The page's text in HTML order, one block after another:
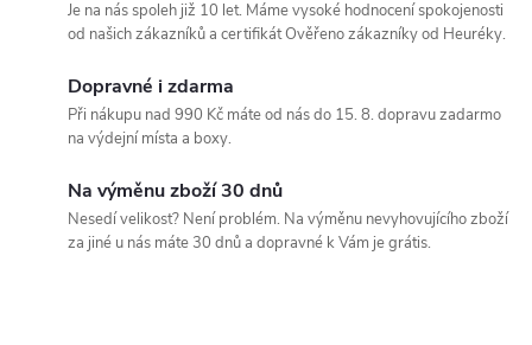
Je na nás spoleh již 10 let. Máme vysoké hodnocení spokojenosti
od našich zákazníků a certifikát Ověřeno zákazníky od Heuréky.
Dopravné i zdarma
Při nákupu nad 990 Kč máte od nás do 15. 8. dopravu zadarmo
na výdejní místa a boxy.
Na výměnu zboží 30 dnů
Nesedí velikost? Není problém. Na výměnu nevyhovujícího zboží
za jiné u nás máte 30 dnů a dopravné k Vám je grátis.